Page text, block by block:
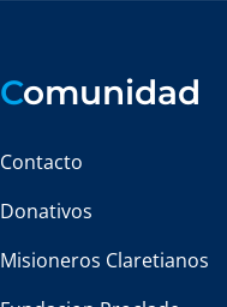
Comunidad
Contacto
Donativos
Misioneros Claretianos